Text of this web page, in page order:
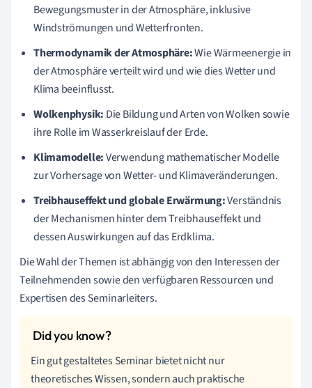
Bewegungsmuster in der Atmosphäre, inklusive
Windströmungen und Wetterfronten.
Thermodynamik der Atmosphäre:Wie Wärmeenergie in
der Atmosphäre verteilt wird und wie dies Wetter und
Klima beeinflusst.
Wolkenphysik: Die Bildung und Arten von Wolken sowie
ihre Rolle im Wasserkreislauf der Erde.
Klimamodelle:Verwendung mathematischer Modelle
zur Vorhersage von Wetter- und Klimaveränderungen.
Treibhauseffekt und globale Erwärmung:Verständnis
der Mechanismen hinter dem Treibhauseffekt und
dessen Auswirkungen auf das Erdklima.
Die Wahl der Themen ist abhängig von den Interessen der
Teilnehmenden sowie den verfügbaren Ressourcen und
Expertisen des Seminarleiters.
Ein gut gestaltetes Seminar bietet nicht nur
theoretisches Wissen, sondern auch praktische